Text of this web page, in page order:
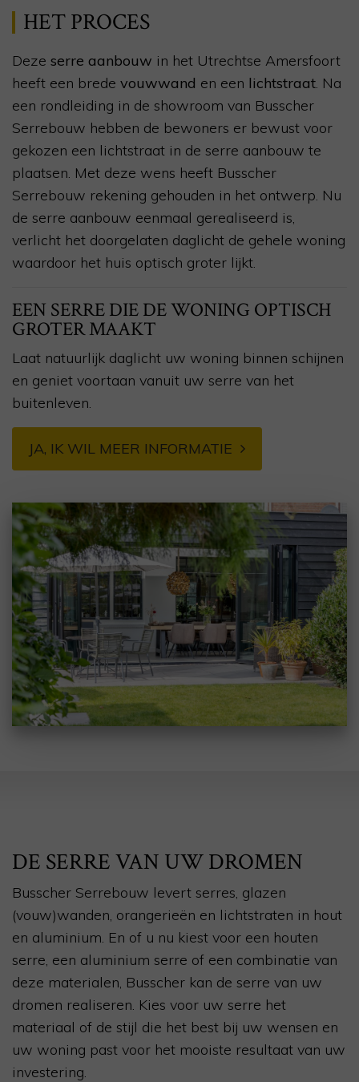
HET PROCES
Deze serre aanbouw in het Utrechtse Amersfoort
heeft een brede vouwwand en een lichtstraat. Na
een rondleiding in de showroom van Busscher
Serrebouw hebben de bewoners er bewust voor
gekozen een lichtstraat in de serre aanbouw te
plaatsen. Met deze wens heeft Busscher
Serrebouw rekening gehouden in het ontwerp. Nu
de serre aanbouw eenmaal gerealiseerd is,
verlicht het doorgelaten daglicht de gehele woning
waardoor het huis optisch groter lijkt.
EEN SERRE DIE DE WONING OPTISCH
GROTER MAAKT
Laat natuurlijk daglicht uw woning binnen schijnen
en geniet voortaan vanuit uw serre van het
buitenleven.
JA, IK WIL MEER INFORMATIE
DE SERRE VAN UW DROMEN
Busscher Serrebouw levert serres, glazen
(vouw)wanden, orangerieën en lichtstraten in hout
en aluminium. En of u nu kiest voor een houten
serre, een aluminium serre of een combinatie van
deze materialen, Busscher kan de serre van uw
dromen realiseren. Kies voor uw serre het
materiaal of de stijl die het best bij uw wensen en
uw woning past voor het mooiste resultaat van uw
investering.